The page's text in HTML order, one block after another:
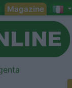
Magazine